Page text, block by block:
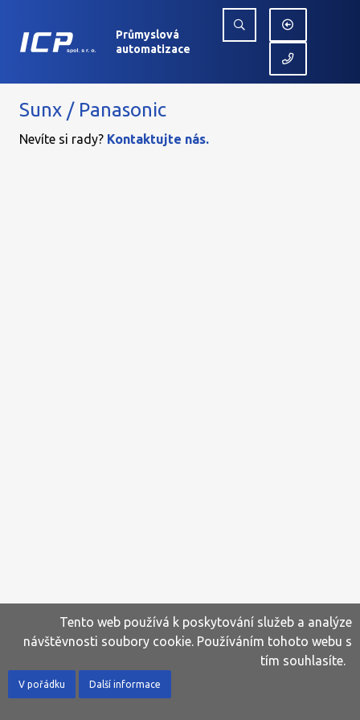
Průmyslová
automatizace
Sunx / Panasonic
Nevíte si rady? Kontaktujte nás.
Tento web používá k poskytování služeb a analýze
návštěvnosti soubory cookie. Používáním tohoto webu s
tím souhlasíte.
V pořádku Další informace